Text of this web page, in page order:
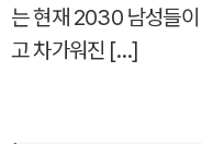
는 현재 2030 남성들이
고 차가워진 […]